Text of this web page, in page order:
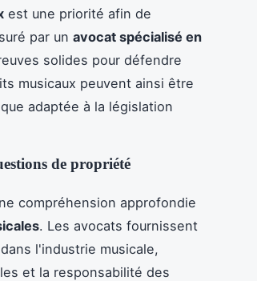
est une priorité afin de
par un avocat spécialisé en
solides pour défendre
musicaux peuvent ainsi être
adaptée à la législation
de propriété
compréhension approfondie
. Les avocats fournissent
l'industrie musicale,
et la responsabilité des